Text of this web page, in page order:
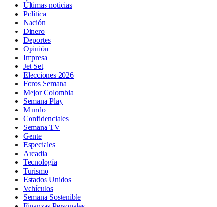
Últimas noticias
Política
Nación
Dinero
Deportes
Opinión
Impresa
Jet Set
Elecciones 2026
Foros Semana
Mejor Colombia
Semana Play
Mundo
Confidenciales
Semana TV
Gente
Especiales
Arcadia
Tecnología
Turismo
Estados Unidos
Vehículos
Semana Sostenible